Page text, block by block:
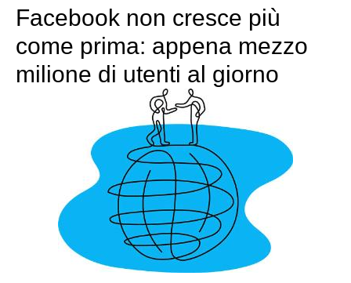
Facebook non cresce più
come prima: appena mezzo
milione di utenti al giorno